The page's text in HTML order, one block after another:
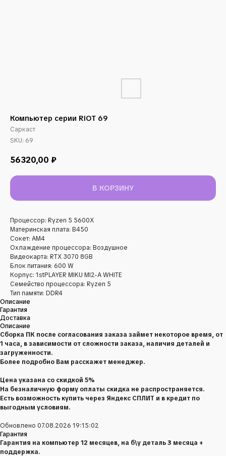
Компьютер серии RIOT 69
Саркаст
SKU: 69
56320,00 ₽
В КОРЗИНУ
Процессор: Ryzen 5 5600X
Материнская плата: B450
Сокет: AM4
Охлаждение процессора: Воздушное
Видеокарта: RTX 3070 8GB
Блок питания: 600 W
Корпус: 1stPLAYER MIKU MI2-A WHITE
Семейство процессора: Ryzen 5
Тип памяти: DDR4
Описание
Гарантия
Доставка
Описание
Сборка ПК после согласования заказа займет некоторое время, от
1 часа, в зависимости от сложности заказа, наличия деталей и
загруженности.
Более подробно Вам расскажет менеджер.
Цена указана со скидкой 5%
На безналичную форму оплаты скидка не распространяется.
Есть возможность купить через Яндекс СПЛИТ и в кредит по
выгодным условиям.
Обновлено 07.08.2026 19:15:02
Гарантия
Гарантия на компьютер 12 месяцев, на б\у деталь 3 месяца +
поддержка.